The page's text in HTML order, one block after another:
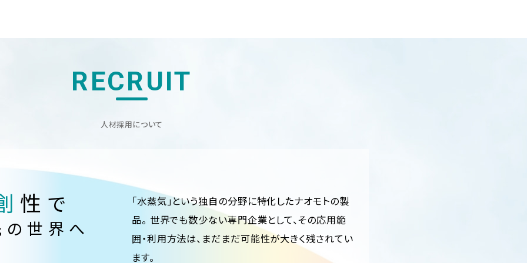
RECRUIT
人材採用について
性 で
の世界へ
「水蒸気」という独自の分野に特化したナオモトの製
品。 世界でも数少ない専門企業として、その応用範
囲・利用方法は、まだまだ可能性が大きく残されてい
ます。